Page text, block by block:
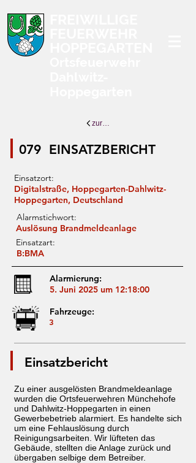
zurück zur Übersicht
EINSATZBERICHT
079
Einsatzort:
Digitalstraße, Hoppegarten-Dahlwitz-
Hoppegarten, Deutschland
Alarmstichwort:
Auslösung Brandmeldeanlage
Einsatzart:
B:BMA
Alarmierung:
5. Juni 2025 um 12:18:00
Fahrzeuge:
3
Einsatzbericht
Zu einer ausgelösten Brandmeldeanlage
wurden die Ortsfeuerwehren Münchehofe
und Dahlwitz-Hoppegarten in einen
Gewerbebetrieb alarmiert. Es handelte sich
um eine Fehlauslösung durch
Reinigungsarbeiten. Wir lüfteten das
Gebäude, stellten die Anlage zurück und
übergaben selbige dem Betreiber.